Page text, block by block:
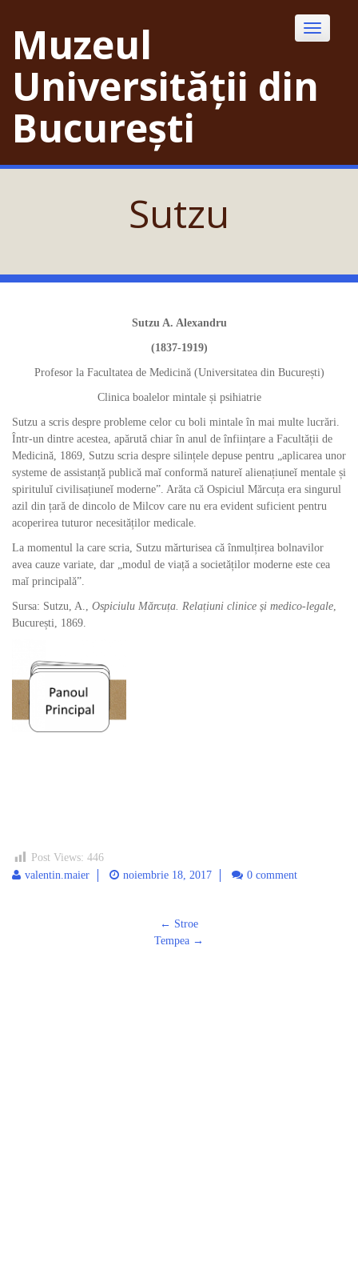
contentMuzeul
Universității din
București
Toggle
Sutzu
Sutzu A. Alexandru
(1837-1919)
Profesor la Facultatea de Medicină (Universitatea din București)
Clinica boalelor mintale și psihiatrie
Sutzu a scris despre probleme celor cu boli mintale în mai multe lucrări.
Într-un dintre acestea, apărută chiar în anul de înființare a Facultății de
Medicină, 1869, Sutzu scria despre silințele depuse pentru „aplicarea unor
systeme de assistanță publică maǐ conformă natureǐ alienațiuneǐ mentale și
spirituluǐ civilisațiuneǐ moderne”. Arăta că Ospiciul Mărcuța era singurul
azil din țară de dincolo de Milcov care nu era evident suficient pentru
acoperirea tuturor necesităților medicale.
La momentul la care scria, Sutzu mărturisea că înmulțirea bolnavilor
avea cauze variate, dar „modul de viață a societăților moderne este cea
maǐ principală”.
Sursa: Sutzu, A., Ospiciulu Mărcuța. Relațiuni clinice și medico-legale,
București, 1869.
Post Views: 446
valentin.maier
noiembrie 18, 2017 0 comment
← Stroe
Tempea →